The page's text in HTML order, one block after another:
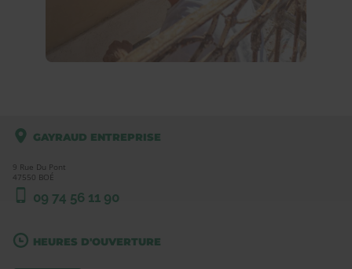
GAYRAUD ENTREPRISE
9 Rue Du Pont
47550 BOÉ
09 74 56 11 90
HEURES D'OUVERTURE